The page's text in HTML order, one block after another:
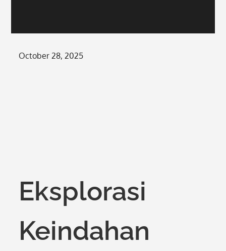
Posted
October 28, 2025
Eksplorasi
Keindahan